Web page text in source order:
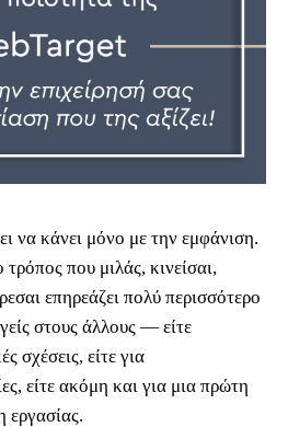
να κάνει μόνο με την εμφάνιση.
που μιλάς, κινείσαι,
επηρεάζει πολύ περισσότερο
στους άλλους — είτε
σχέσεις, είτε για
είτε ακόμη και για μια πρώτη
εργασίας.